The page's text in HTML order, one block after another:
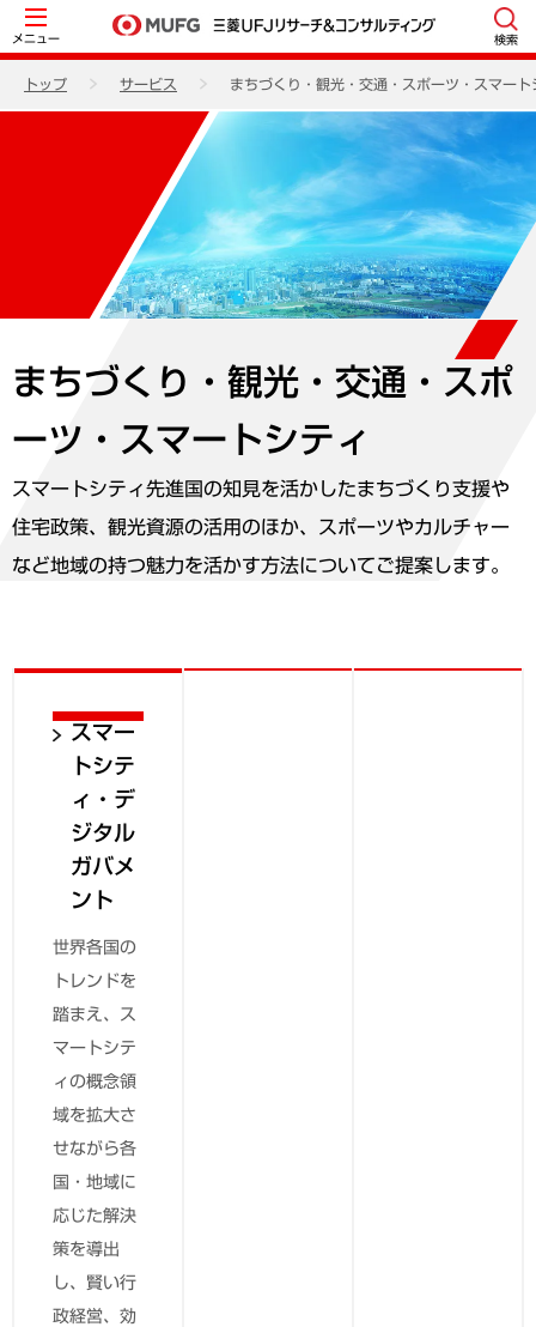
メニュー 検索
トップ サービス まちづくり・観光・交通・スポーツ・スマート
まちづくり・観光・交通・スポ
ーツ・スマートシティ
スマートシティ先進国の知見を活かしたまちづくり支援や
住宅政策、観光資源の活用のほか、スポーツやカルチャー
など地域の持つ魅力を活かす方法についてご提案します。
スマー
トシテ
ィ・デ
ジタル
ガバメ
ント
世界各国の
トレンドを
踏まえ、ス
マートシテ
ィの概念領
域を拡大さ
せながら各
国・地域に
応じた解決
策を導出
し、賢い行
政経営、効